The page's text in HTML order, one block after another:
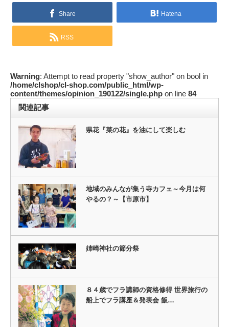
Share Hatena
RSS
Warning: Attempt to read property "show_author" on bool in
/home/clshop/cl-shop.com/public_html/wp-
content/themes/opinion_190122/single.php on line 84
関連記事
県花『菜の花』を油にして楽しむ
地域のみんなが集う寺カフェ～今月は何
やるの？～【市原市】
姉崎神社の節分祭
８４歳でフラ講師の資格修得 世界旅行の
船上でフラ講座＆発表会 飯…